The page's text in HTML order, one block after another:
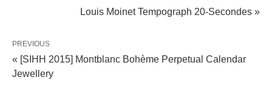
Louis Moinet Tempograph 20-Secondes »
PREVIOUS
« [SIHH 2015] Montblanc Bohème Perpetual Calendar
Jewellery